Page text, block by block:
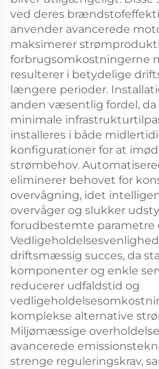
ved deres
anvender avancerede
maksimerer
forbrugsomkostningerne
resulterer i betydelige
længere perioder.
anden væsentlig fordel,
minimale
installeres i både
konfigurationer for at
strømbehov.
eliminerer behovet for
overvågning, idet
overvåger og slukker
forudbestemte parametre
driftsmæssig succes, da
komponenter og enkle
reducerer udfaldstid og
komplekse alternative
Miljømæssige
avancerede
strenge reguleringskrav,